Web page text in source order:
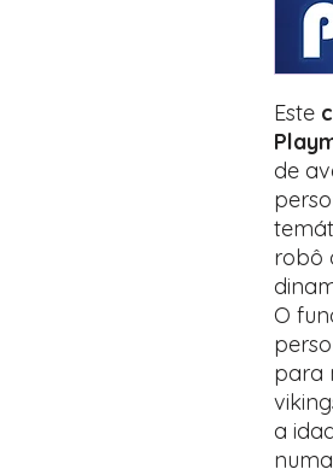
Este
de
robô
O
para
a